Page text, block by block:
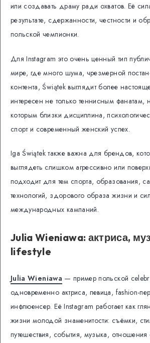
или создавать драму ради охватов. Её
результате, сдержанности, честности и
польской чемпионки.
Для Instagram это очень ценный тип
мире, где много шума, чрезмерной
контента, Świątek выглядит более
интересен не только теннисным
которым близки дисциплина,
спорт и современный женский успех.
Iga Świątek также важна для брендов,
выглядеть слишком агрессивно или
подходит для тем спорта, образования,
технологий, здорового образа жизни и
международных кампаний.
Julia Wieniawa: актриса,
lifestyle
Julia Wieniawa — пример польской
одновременно актриса, певица, fashion-
инфлюенсер. Её Instagram работает как
жизни молодой знаменитости: съёмки,
путешествия, события, музыка, отношения